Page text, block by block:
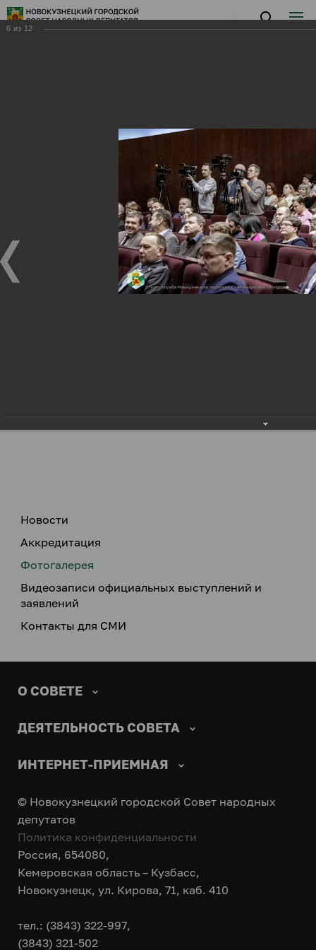
Новости
Аккредитация
Фотогалерея
Видеозаписи официальных выступлений и
заявлений
Контакты для СМИ
О СОВЕТЕ
ДЕЯТЕЛЬНОСТЬ СОВЕТА
ИНТЕРНЕТ-ПРИЕМНАЯ
© Новокузнецкий городской Совет народных
депутатов
Политика конфиденциальности
Россия, 654080,
Кемеровская область – Кузбасс,
Новокузнецк, ул. Кирова, 71, каб. 410
тел.: (3843) 322-997,
(3843) 321-502
6 из 12